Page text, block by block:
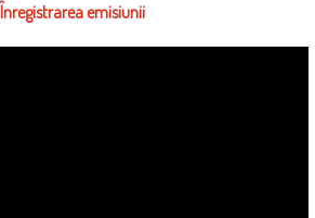
Înregistrarea emisiunii